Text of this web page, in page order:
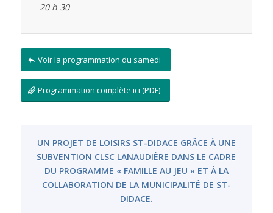
20 h 30
Voir la programmation du samedi
Programmation complète ici (PDF)
UN PROJET DE LOISIRS ST-DIDACE GRÂCE À UNE
SUBVENTION CLSC LANAUDIÈRE DANS LE CADRE
DU PROGRAMME « FAMILLE AU JEU » ET À LA
COLLABORATION DE LA MUNICIPALITÉ DE ST-
DIDACE.